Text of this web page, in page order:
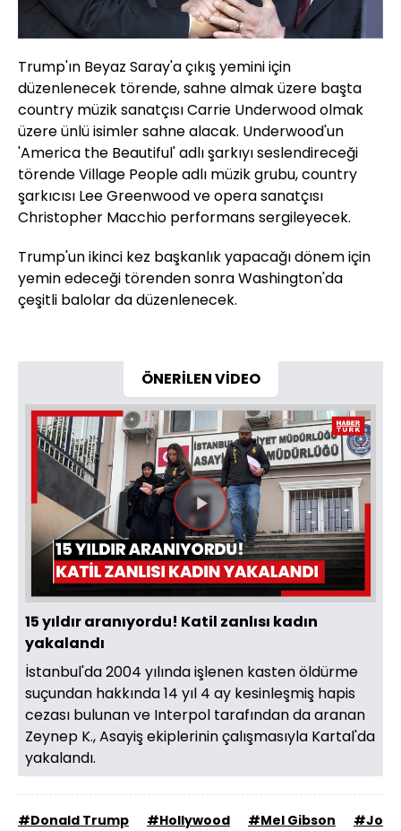
Trump'ın Beyaz Saray'a çıkış yemini için
düzenlenecek törende, sahne almak üzere başta
country müzik sanatçısı Carrie Underwood olmak
üzere ünlü isimler sahne alacak. Underwood'un
'America the Beautiful' adlı şarkıyı seslendireceği
törende Village People adlı müzik grubu, country
şarkıcısı Lee Greenwood ve opera sanatçısı
Christopher Macchio performans sergileyecek.
Trump'un ikinci kez başkanlık yapacağı dönem için
yemin edeceği törenden sonra Washington'da
çeşitli balolar da düzenlenecek.
ÖNERİLEN VİDEO
Videoyu
Oynat
15 yıldır aranıyordu! Katil zanlısı kadın
yakalandı
İstanbul'da 2004 yılında işlenen kasten öldürme
suçundan hakkında 14 yıl 4 ay kesinleşmiş hapis
cezası bulunan ve Interpol tarafından da aranan
Zeynep K., Asayiş ekiplerinin çalışmasıyla Kartal'da
yakalandı.
#Donald Trump #Hollywood #Mel Gibson #Jon